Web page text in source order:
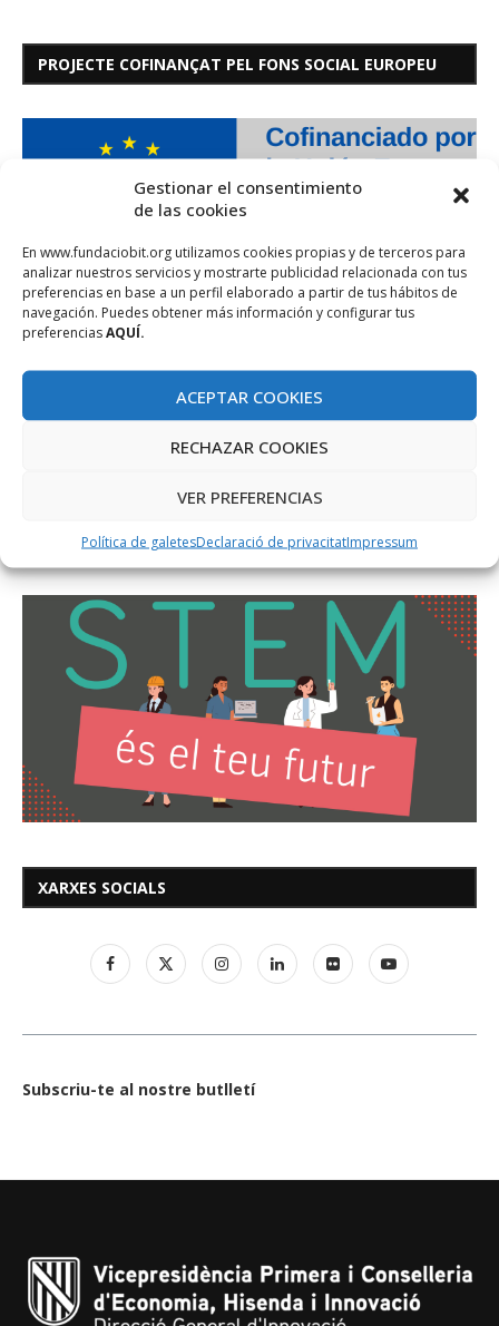
Gestionar el consentimiento
de las cookies
En www.fundaciobit.org utilizamos cookies propias y de terceros para
analizar nuestros servicios y mostrarte publicidad relacionada con tus
preferencias en base a un perfil elaborado a partir de tus hábitos de
navegación. Puedes obtener más información y configurar tus
preferenciasAQUÍ.
ACEPTAR COOKIES
RECHAZAR COOKIES
VER PREFERENCIAS
Política de galetesDeclaració de privacitatImpressum
PROJECTE COFINANÇAT PEL FONS SOCIAL EUROPEU
XARXES SOCIALS
Subscriu-te al nostre butlletí